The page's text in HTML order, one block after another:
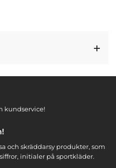
kundservice!
och skräddarsy produkter, som
initialer på sportkläder.